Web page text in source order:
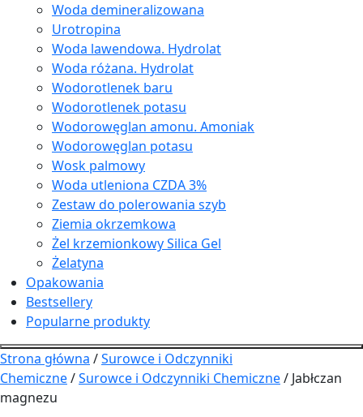
Woda demineralizowana
Urotropina
Woda lawendowa. Hydrolat
Woda różana. Hydrolat
Wodorotlenek baru
Wodorotlenek potasu
Wodorowęglan amonu. Amoniak
Wodorowęglan potasu
Wosk palmowy
Woda utleniona CZDA 3%
Zestaw do polerowania szyb
Ziemia okrzemkowa
Żel krzemionkowy Silica Gel
Żelatyna
Opakowania
Bestsellery
Popularne produkty
Strona główna /Surowce i Odczynniki
Chemiczne/Surowce i Odczynniki Chemiczne/ Jabłczan
magnezu